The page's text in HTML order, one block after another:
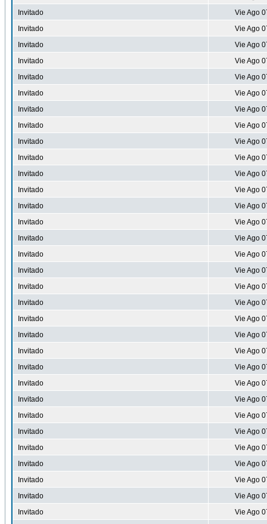
Invitado
Vie Ago
Invitado
Vie Ago
Invitado
Vie Ago
Invitado
Vie Ago
Invitado
Vie Ago
Invitado
Vie Ago
Invitado
Vie Ago
Invitado
Vie Ago
Invitado
Vie Ago
Invitado
Vie Ago
Invitado
Vie Ago
Invitado
Vie Ago
Invitado
Vie Ago
Invitado
Vie Ago
Invitado
Vie Ago
Invitado
Vie Ago
Invitado
Vie Ago
Invitado
Vie Ago
Invitado
Vie Ago
Invitado
Vie Ago
Invitado
Vie Ago
Invitado
Vie Ago
Invitado
Vie Ago
Invitado
Vie Ago
Invitado
Vie Ago
Invitado
Vie Ago
Invitado
Vie Ago
Invitado
Vie Ago
Invitado
Vie Ago
Invitado
Vie Ago
Invitado
Vie Ago
Invitado
Vie Ago